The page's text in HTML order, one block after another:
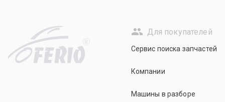
R
Для покупателей
Сервис поиска запчастей
Компании
Машины в разборе